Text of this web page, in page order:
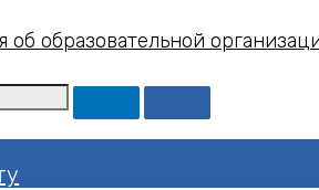
об образовательной